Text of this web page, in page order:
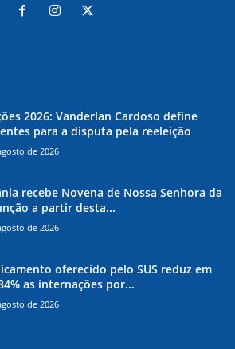
2026: Vanderlan Cardoso define
para a disputa pela reeleição
de 2026
recebe Novena de Nossa Senhora da
a partir desta...
de 2026
oferecido pelo SUS reduz em
as internações por...
de 2026